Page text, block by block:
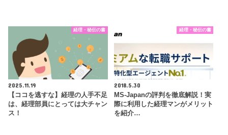
経理・秘伝の書
2025.11.19
【ココを逃すな】経理の人手不足
は、経理部員にとっては大チャン
ス！
経理・秘伝の書
2018.5.30
MS-Japanの評判を徹底解説！実
際に利用した経理マンがメリット
を紹介…